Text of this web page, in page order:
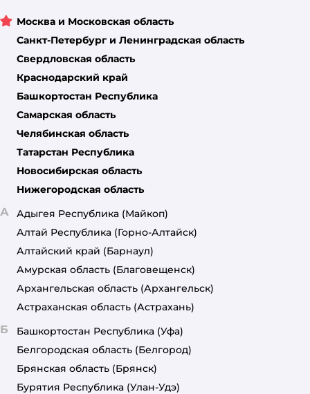
Москва и Московская область
Санкт-Петербург и Ленинградская область
Свердловская область
Краснодарский край
Башкортостан Республика
Самарская область
Челябинская область
Татарстан Республика
Новосибирская область
Нижегородская область
А Адыгея Республика (Майкоп)
Алтай Республика (Горно-Алтайск)
Алтайский край (Барнаул)
Амурская область (Благовещенск)
Архангельская область (Архангельск)
Астраханская область (Астрахань)
Б Башкортостан Республика (Уфа)
Белгородская область (Белгород)
Брянская область (Брянск)
Бурятия Республика (Улан-Удэ)